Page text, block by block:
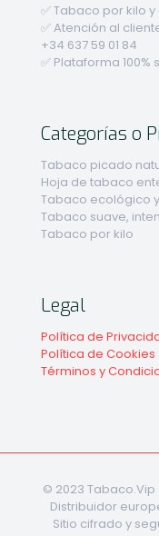
✅ Tabaco por kilo
✅ Atención al
+34 637 59 01 84
✅ Plataforma
Categorías o
Tabaco picado
Hoja de tabaco
Tabaco ecológico
Tabaco suave,
Tabaco por kilo
Legal
Política de
Política de Cookies
Términos y
© 2023
Distribuidor
Sitio cifrado y